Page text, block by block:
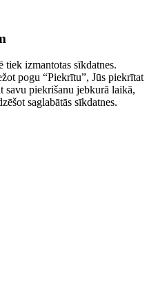
izmantotas sīkdatnes.
pogu “Piekrītu”, Jūs piekrītat
savu piekrišanu jebkurā laikā,
saglabātās sīkdatnes.